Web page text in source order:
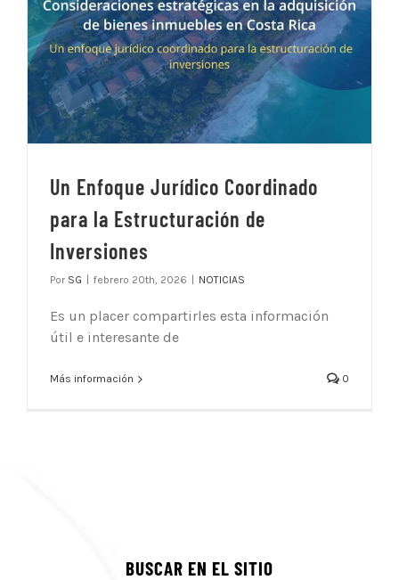
Un Enfoque Jurídico Coordinado
para la Estructuración de
Inversiones
Por SG febrero 20th, 2026 NOTICIAS
Es un placer compartirles esta información
útil e interesante de
Más información 0
BUSCAR EN EL SITIO